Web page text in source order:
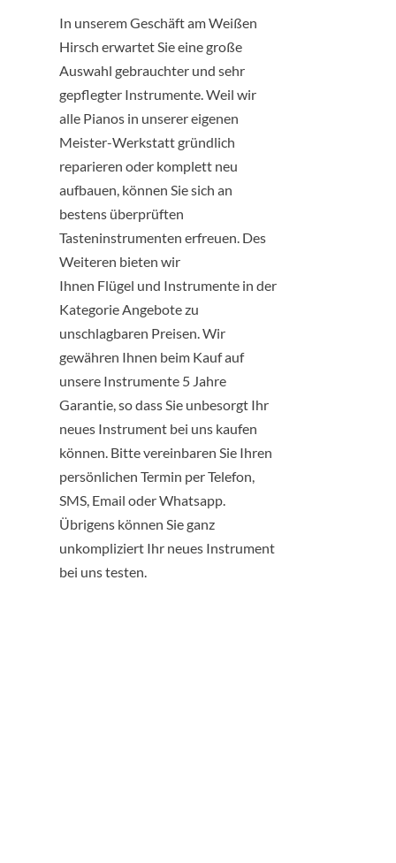
In unserem Geschäft am Weißen
Hirsch erwartet Sie eine große
Auswahl gebrauchter und sehr
gepflegter Instrumente. Weil wir
alle Pianos in unserer eigenen
Meister-Werkstatt gründlich
reparieren oder komplett neu
aufbauen, können Sie sich an
bestens überprüften
Tasteninstrumenten erfreuen. Des
Weiteren bieten wir
Ihnen Flügel und Instrumente in der
Kategorie Angebote zu
unschlagbaren Preisen. Wir
gewähren Ihnen beim Kauf auf
unsere Instrumente 5 Jahre
Garantie, so dass Sie unbesorgt Ihr
neues Instrument bei uns kaufen
können. Bitte vereinbaren Sie Ihren
persönlichen Termin per Telefon,
SMS, Email oder Whatsapp.
Übrigens können Sie ganz
unkompliziert Ihr neues Instrument
bei uns testen.